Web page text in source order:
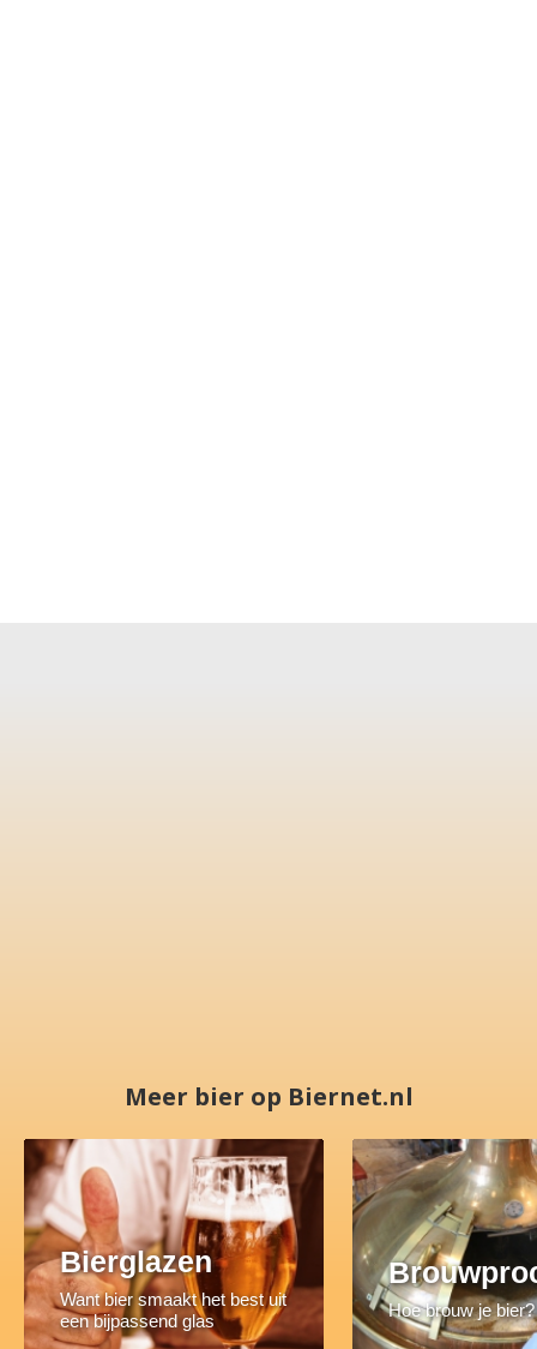
Meer bier op Biernet.nl
Bierglazen
Want bier smaakt het best uit
een bijpassend glas
Hoe brouw je bier?